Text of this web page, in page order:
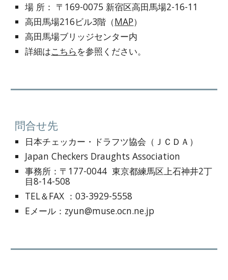
場 所： 〒169-0075 新宿区高田馬場2-16-11
高田馬場216ビル3階（MAP）
高田馬場ブリッジセンター内
詳細はこちらを参照ください。
問合せ先
日本チェッカー・ドラフツ協会（ＪＣＤＡ）
Japan Checkers Draughts Association
事務所：〒177-0044 東京都練馬区上石神井2丁
目8-14-508
TEL＆FAX ：03-3929-5558
Eメール：zyun@muse.ocn.ne.jp